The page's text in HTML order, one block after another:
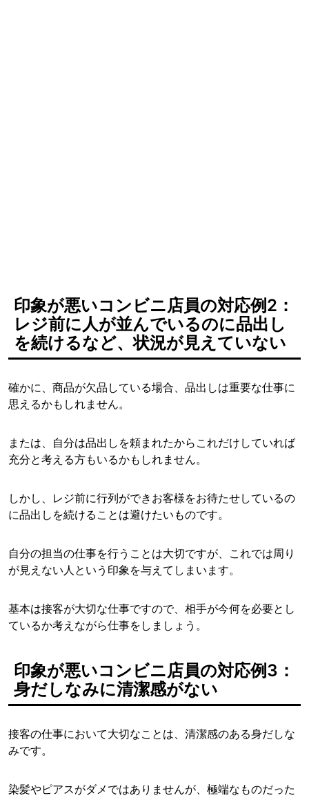
印象が悪いコンビニ店員の対応例2：
レジ前に人が並んでいるのに品出し
を続けるなど、状況が見えていない
確かに、商品が欠品している場合、品出しは重要な仕事に
思えるかもしれません。
または、自分は品出しを頼まれたからこれだけしていれば
充分と考える方もいるかもしれません。
しかし、レジ前に行列ができお客様をお待たせしているの
に品出しを続けることは避けたいものです。
自分の担当の仕事を行うことは大切ですが、これでは周り
が見えない人という印象を与えてしまいます。
基本は接客が大切な仕事ですので、相手が今何を必要とし
ているか考えながら仕事をしましょう。
印象が悪いコンビニ店員の対応例3：
身だしなみに清潔感がない
接客の仕事において大切なことは、清潔感のある身だしな
みです。
染髪やピアスがダメではありませんが、極端なものだった